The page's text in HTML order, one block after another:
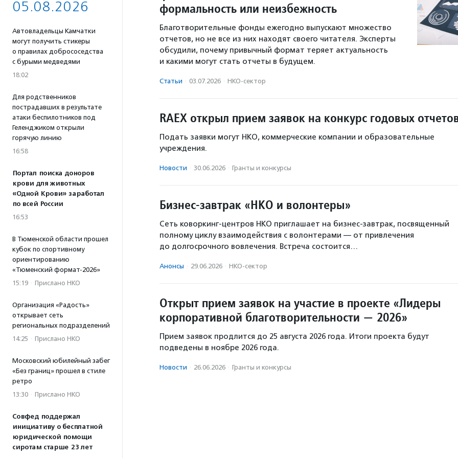
05.08.2026
Автовладельцы Камчатки
могут получить стикеры
о правилах добрососедства
с бурыми медведями
18:02
Для родственников
пострадавших в результате
атаки беспилотников под
Геленджиком открыли
горячую линию
16:58
Портал поиска доноров
крови для животных
«Одной Крови» заработал
по всей России
16:53
В Тюменской области прошел
кубок по спортивному
ориентированию
«Тюменский формат-2026»
15:19 · Прислано НКО
Организация «Радость»
открывает сеть
региональных подразделений
14:25 · Прислано НКО
Московский юбилейный забег
«Без границ» прошел в стиле
ретро
13:30 · Прислано НКО
Совфед поддержал
инициативу о бесплатной
юридической помощи
сиротам старше 23 лет
формальность или неизбежность
Благотворительные фонды ежегодно выпускают множество
отчетов, но не все из них находят своего читателя. Эксперты
обсудили, почему привычный формат теряет актуальность
и какими могут стать отчеты в будущем.
Статьи · 03.07.2026 · НКО-сектор
RAEX открыл прием заявок на конкурс годовых
Подать заявки могут НКО, коммерческие компании и образовательные
учреждения.
Новости · 30.06.2026 · Гранты и конкурсы
Бизнес-завтрак «НКО и волонтеры»
Сеть коворкинг-центров НКО приглашает на бизнес-завтрак, посвященный
полному циклу взаимодействия с волонтерами — от привлечения
до долгосрочного вовлечения. Встреча состоится…
Анонсы · 29.06.2026 · НКО-сектор
Открыт прием заявок на участие в проекте «Лидеры
корпоративной благотворительности — 2026»
Прием заявок продлится до 25 августа 2026 года. Итоги проекта будут
подведены в ноябре 2026 года.
Новости · 26.06.2026 · Гранты и конкурсы